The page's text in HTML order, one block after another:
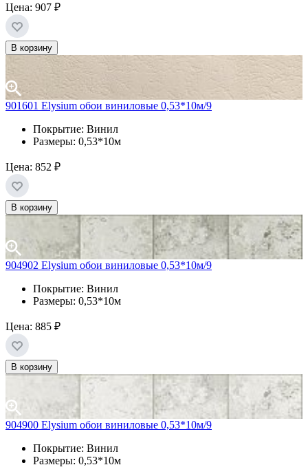
Цена: 907 ₽
В корзину
901601 Elysium обои виниловые 0,53*10м/9
Покрытие: Винил
Размеры: 0,53*10м
Цена: 852 ₽
В корзину
904902 Elysium обои виниловые 0,53*10м/9
Покрытие: Винил
Размеры: 0,53*10м
Цена: 885 ₽
В корзину
904900 Elysium обои виниловые 0,53*10м/9
Покрытие: Винил
Размеры: 0,53*10м